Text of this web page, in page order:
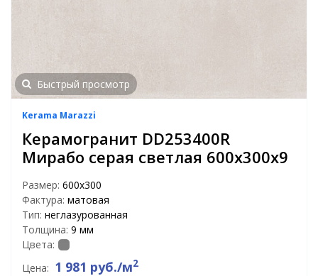
Быстрый просмотр
Kerama Marazzi
Керамогранит DD253400R
Мирабо серая светлая 600х300х9
Размер: 600x300
Фактура: матовая
Тип: неглазурованная
Толщина: 9 мм
Цвета:
Цена: 1 981 руб./м2